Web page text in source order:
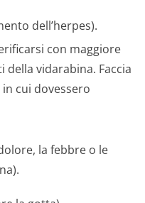
dell’herpes).
con maggiore
vidarabina. Faccia
cui dovessero
la febbre o le